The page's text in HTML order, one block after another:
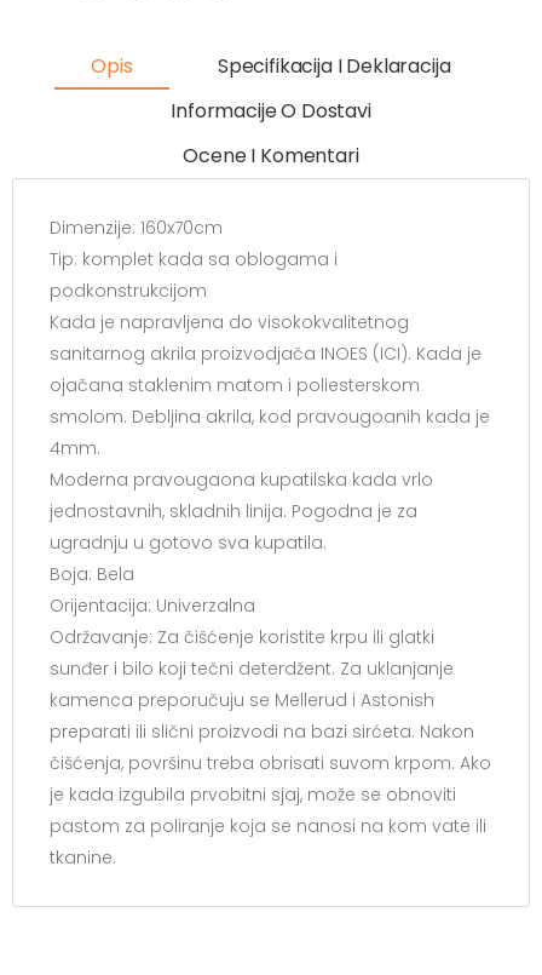
Opis
Specifikacija I Deklaracija
Informacije O Dostavi
Ocene I Komentari
Dimenzije: 160x70cm
Tip: komplet kada sa oblogama i
podkonstrukcijom
Kada je napravljena do visokokvalitetnog
sanitarnog akrila proizvodjača INOES (ICI). Kada je
ojačana staklenim matom i poliesterskom
smolom. Debljina akrila, kod pravougoanih kada je
4mm.
Moderna pravougaona kupatilska kada vrlo
jednostavnih, skladnih linija. Pogodna je za
ugradnju u gotovo sva kupatila.
Boja: Bela
Orijentacija: Univerzalna
Održavanje: Za čišćenje koristite krpu ili glatki
sunđer i bilo koji tečni deterdžent. Za uklanjanje
kamenca preporučuju se Mellerud i Astonish
preparati ili slični proizvodi na bazi sirćeta. Nakon
čišćenja, površinu treba obrisati suvom krpom. Ako
je kada izgubila prvobitni sjaj, može se obnoviti
pastom za poliranje koja se nanosi na kom vate ili
tkanine.